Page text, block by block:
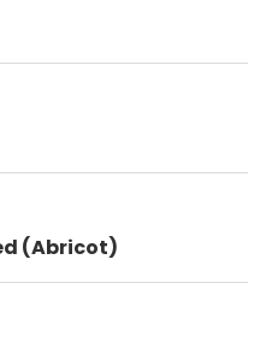
(Abricot)